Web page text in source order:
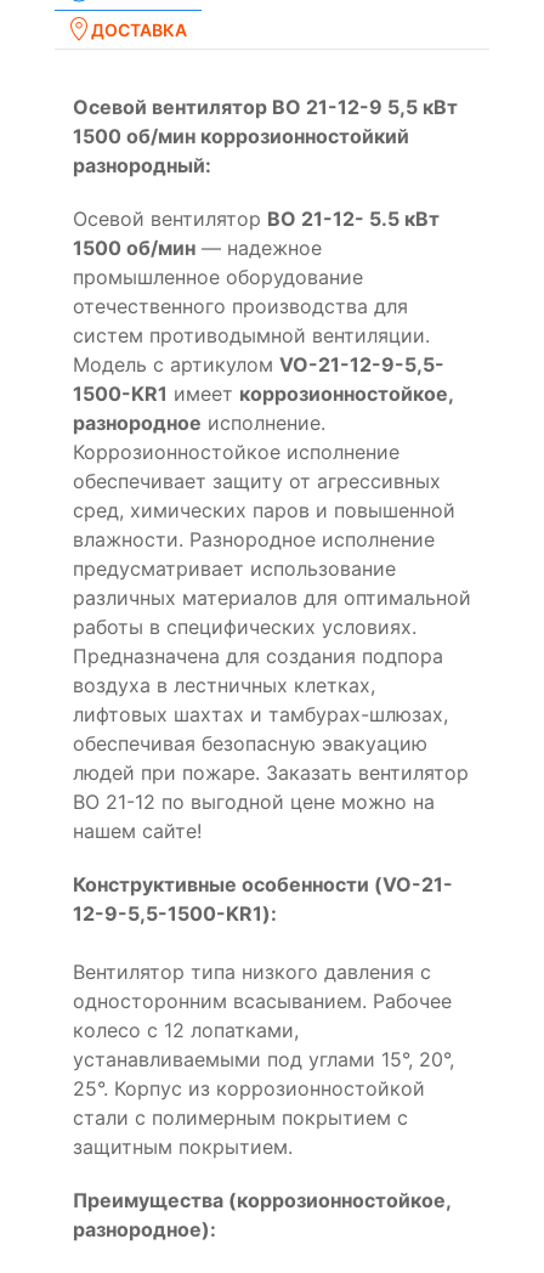
ДОСТАВКА
Осевой вентилятор ВО 21-12-9 5,5 кВт
1500 об/мин коррозионностойкий
разнородный:
Осевой вентилятор ВО 21-12- 5.5 кВт
1500 об/мин — надежное
промышленное оборудование
отечественного производства для
систем противодымной вентиляции.
Модель с артикулом VO-21-12-9-5,5-
1500-KR1 имеет коррозионностойкое,
разнородное исполнение.
Коррозионностойкое исполнение
обеспечивает защиту от агрессивных
сред, химических паров и повышенной
влажности. Разнородное исполнение
предусматривает использование
различных материалов для оптимальной
работы в специфических условиях.
Предназначена для создания подпора
воздуха в лестничных клетках,
лифтовых шахтах и тамбурах-шлюзах,
обеспечивая безопасную эвакуацию
людей при пожаре. Заказать вентилятор
ВО 21-12 по выгодной цене можно на
нашем сайте!
Конструктивные особенности (VO-21-
12-9-5,5-1500-KR1):
Вентилятор типа низкого давления с
односторонним всасыванием. Рабочее
колесо с 12 лопатками,
устанавливаемыми под углами 15°, 20°,
25°. Корпус из коррозионностойкой
стали с полимерным покрытием с
защитным покрытием.
Преимущества (коррозионностойкое,
разнородное):